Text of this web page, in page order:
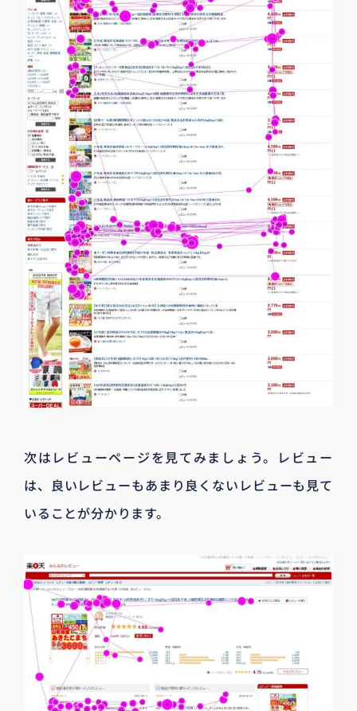
次はレビューページを見てみましょう。レビュー
は、良いレビューもあまり良くないレビューも見て
いることが分かります。